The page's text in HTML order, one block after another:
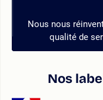
Nous nous
qualité de
Nos